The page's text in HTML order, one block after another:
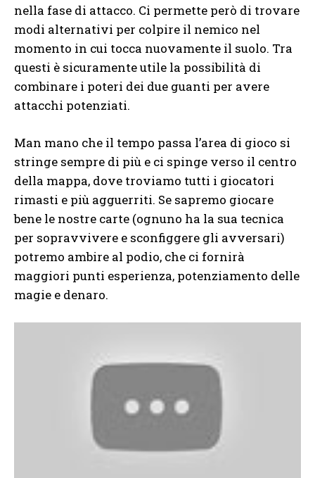
nella fase di attacco. Ci permette però di trovare
modi alternativi per colpire il nemico nel
momento in cui tocca nuovamente il suolo. Tra
questi è sicuramente utile la possibilità di
combinare i poteri dei due guanti per avere
attacchi potenziati.
Man mano che il tempo passa l’area di gioco si
stringe sempre di più e ci spinge verso il centro
della mappa, dove troviamo tutti i giocatori
rimasti e più agguerriti. Se sapremo giocare
bene le nostre carte (ognuno ha la sua tecnica
per sopravvivere e sconfiggere gli avversari)
potremo ambire al podio, che ci fornirà
maggiori punti esperienza, potenziamento delle
magie e denaro.